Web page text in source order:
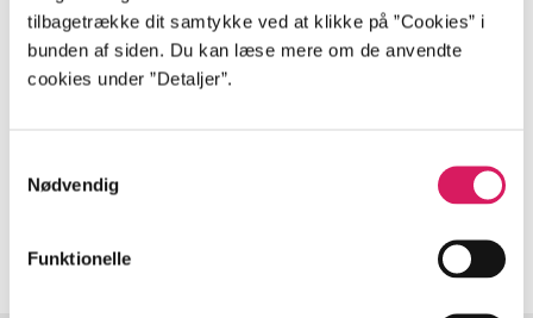
tilbagetrække dit samtykke ved at klikke på ”Cookies” i
bunden af siden. Du kan læse mere om de anvendte
cookies under ”Detaljer”.
Nødvendig
Funktionelle
Tidsskrift
Artiklerne i